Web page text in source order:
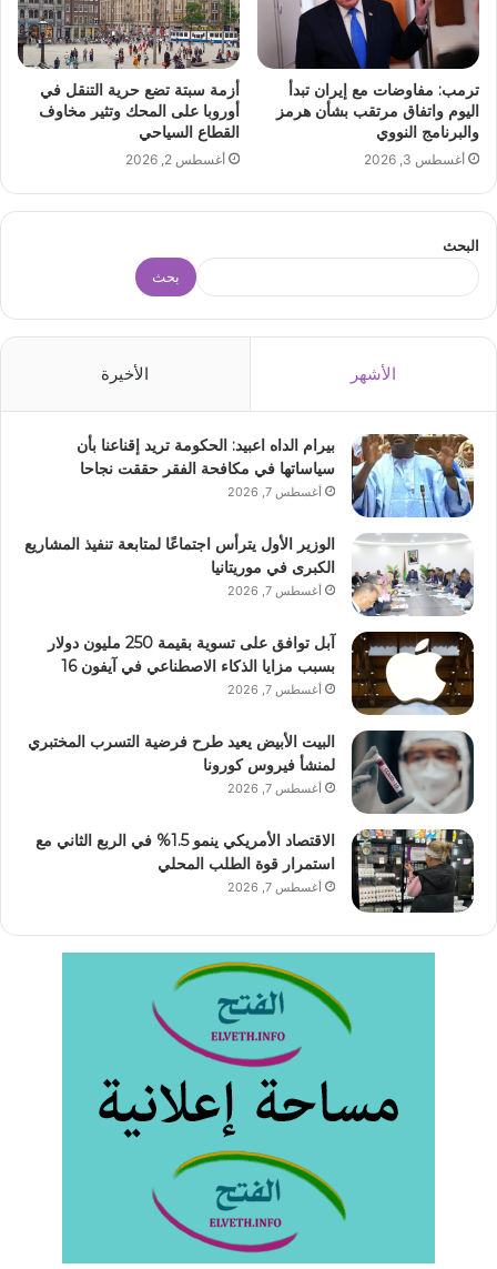
ترمب: مفاوضات مع إيران تبدأ
اليوم واتفاق مرتقب بشأن هرمز
والبرنامج النووي
أغسطس 3, 2026
أزمة سبتة تضع حرية التنقل في
أوروبا على المحك وتثير مخاوف
القطاع السياحي
أغسطس 2, 2026
البحث
بحث
الأشهر الأخيرة
بيرام الداه اعبيد: الحكومة تريد إقناعنا بأن
سياساتها في مكافحة الفقر حققت نجاحا
أغسطس 7, 2026
الوزير الأول يترأس اجتماعًا لمتابعة تنفيذ المشاريع
الكبرى في موريتانيا
أغسطس 7, 2026
آبل توافق على تسوية بقيمة 250 مليون دولار
بسبب مزايا الذكاء الاصطناعي في آيفون 16
أغسطس 7, 2026
البيت الأبيض يعيد طرح فرضية التسرب المختبري
لمنشأ فيروس كورونا
أغسطس 7, 2026
الاقتصاد الأمريكي ينمو 1.5% في الربع الثاني مع
استمرار قوة الطلب المحلي
أغسطس 7, 2026